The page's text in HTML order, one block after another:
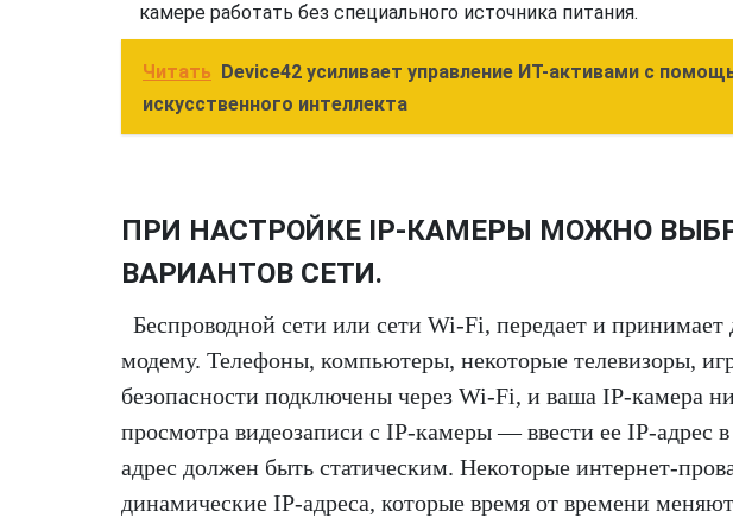
камере работать без специального источника питания.
Читать Device42 усиливает управление ИТ-активами с
искусственного интеллекта
ПРИ НАСТРОЙКЕ IP-КАМЕРЫ МОЖНО
ВАРИАНТОВ СЕТИ.
Беспроводной сети или сети Wi-Fi, передает и
модему. Телефоны, компьютеры, некоторые телевизоры,
безопасности подключены через Wi-Fi, и ваша IP-камера
просмотра видеозаписи с IP-камеры — ввести ее IP-адрес
адрес должен быть статическим. Некоторые интернет-
динамические IP-адреса, которые время от времени